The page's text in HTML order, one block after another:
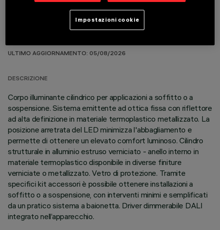
ULTIMO AGGIORNAMENTO: 05/08/2026
DESCRIZIONE
Corpo illuminante cilindrico per applicazioni a soffitto o a
sospensione. Sistema emittente ad ottica fissa con riflettore
ad alta definizione in materiale termoplastico metallizzato. La
posizione arretrata del LED minimizza l'abbagliamento e
permette di ottenere un elevato comfort luminoso. Cilindro
strutturale in alluminio estruso verniciato - anello interno in
materiale termoplastico disponibile in diverse finiture
verniciate o metallizzato. Vetro di protezione. Tramite
specifici kit accessori è possibile ottenere installazioni a
soffitto o a sospensione, con interventi minimi e semplificati
da un pratico sistema a baionetta. Driver dimmerabile DALI
integrato nell’apparecchio.
Impostazioni cookie